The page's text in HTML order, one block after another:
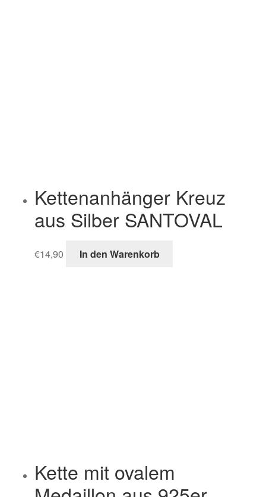
Kettenanhänger Kreuz
aus Silber SANTOVAL
€14,90 In den Warenkorb
Kette mit ovalem